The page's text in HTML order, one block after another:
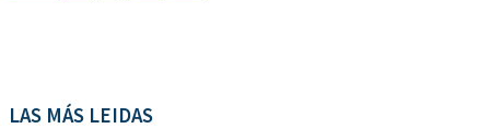
LAS MÁS LEIDAS